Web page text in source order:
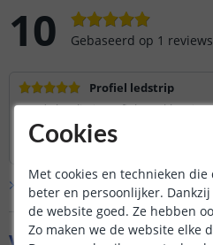
10 Gebaseerd op 1 reviews
Profiel ledstrip
Goede kwaliteit profiel. Strakke
Lees hele review
Bekijk alle 1 reviews
Cookies
Met cookies en technieken
beter en persoonlijker.
de website goed. Ze hebben
Zo maken we de website elke